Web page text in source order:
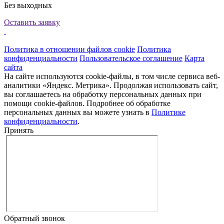
Без выходных
Оставить заявку
Политика в отношении файлов cookie Политика
конфиденциальности Пользовательское соглашение Карта
сайта
На сайте используются cookie-файлы, в том числе сервиса веб-
аналитики «Яндекс. Метрика». Продолжая использовать сайт,
вы соглашаетесь на обработку персональных данных при
помощи cookie-файлов. Подробнее об обработке
персональных данных вы можете узнать в Политике
конфиденциальности.
Принять
Обратный звонок